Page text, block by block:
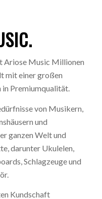
Ariose Music Millionen
mit einer großen
Premiumqualität.
von Musikern,
und
ganzen Welt und
darunter Ukulelen,
Schlagzeuge und
Kundschaft